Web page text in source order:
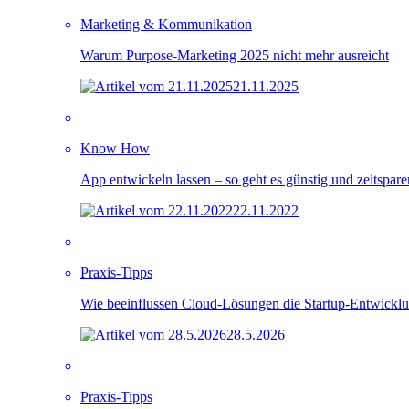
Marketing & Kommunikation
Warum Purpose-Marketing 2025 nicht mehr ausreicht
21.11.2025
Know How
App entwickeln lassen – so geht es günstig und
22.11.2022
Praxis-Tipps
Wie beeinflussen Cloud-Lösungen die Startup-
28.5.2026
Praxis-Tipps